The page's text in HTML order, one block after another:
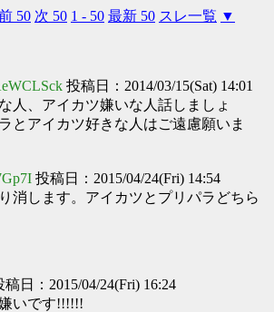
50 次 50 1 - 50 最新 50 スレ一覧 ▼
投稿日：2014/03/15(Sat) 14:01
人、アイカツ嫌いな人話しましょ
とアイカツ好きな人はご遠慮願いま
投稿日：2015/04/24(Fri) 14:54
消します。アイカツとプリパラどちら
稿日：2015/04/24(Fri) 16:24
いです!!!!!!